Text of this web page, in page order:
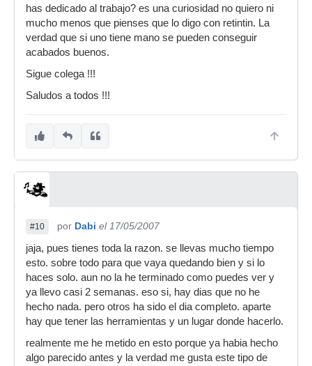
has dedicado al trabajo? es una curiosidad no quiero ni
mucho menos que pienses que lo digo con retintin. La
verdad que si uno tiene mano se pueden conseguir
acabados buenos.
Sigue colega !!!
Saludos a todos !!!
#10 por Dabi el 17/05/2007
jaja, pues tienes toda la razon. se llevas mucho tiempo
esto. sobre todo para que vaya quedando bien y si lo
haces solo. aun no la he terminado como puedes ver y
ya llevo casi 2 semanas. eso si, hay dias que no he
hecho nada. pero otros ha sido el dia completo. aparte
hay que tener las herramientas y un lugar donde hacerlo.
realmente me he metido en esto porque ya habia hecho
algo parecido antes y la verdad me gusta este tipo de